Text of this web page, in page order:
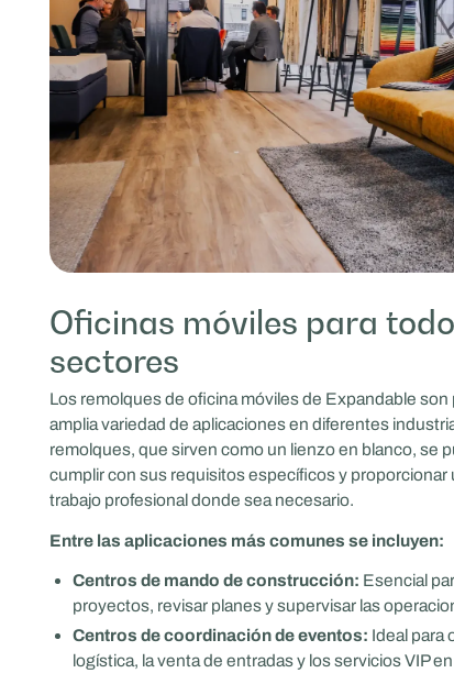
Oficinas móviles para
sectores
Los remolques de oficina móviles de Expandable son
amplia variedad de aplicaciones en diferentes
remolques, que sirven como un lienzo en blanco, se
cumplir con sus requisitos específicos y proporcionar
trabajo profesional donde sea necesario.
Entre las aplicaciones más comunes se incluyen:
Centros de mando de construcción: Esencial
proyectos, revisar planes y supervisar las
Centros de coordinación de eventos: Ideal para
logística, la venta de entradas y los servicios VIP